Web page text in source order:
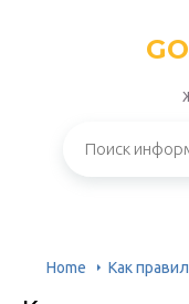
Home Как